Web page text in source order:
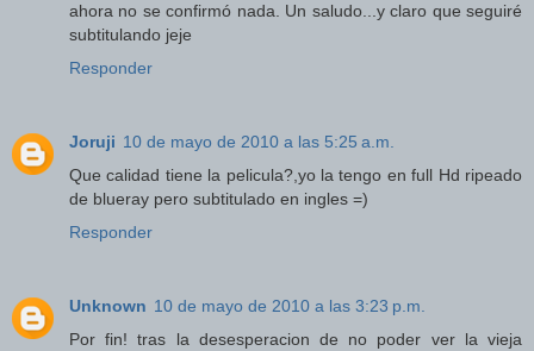
ahora no se confirmó nada. Un saludo...y claro que seguiré
subtitulando jeje
Responder
Joruji 10 de mayo de 2010 a las 5:25 a.m.
Que calidad tiene la pelicula?,yo la tengo en full Hd ripeado
de blueray pero subtitulado en ingles =)
Responder
Unknown 10 de mayo de 2010 a las 3:23 p.m.
Por fin! tras la desesperacion de no poder ver la vieja